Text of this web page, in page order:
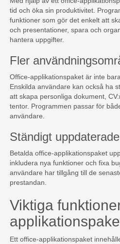
tid och öka sin produktivitet.
funktioner som gör det enkelt att
och presentationer, spara och
hantera uppgifter.
Fler
Office-applikationspaket är inte
Enskilda användare kan också ha
att skapa personliga dokument,
tentor. Programmen passar för
användare.
Ständigt
Betalda office-applikationspaket
inkludera nya funktioner och fixa
användare har tillgång till de
prestandan.
Viktiga
Ett office-applikationspaket